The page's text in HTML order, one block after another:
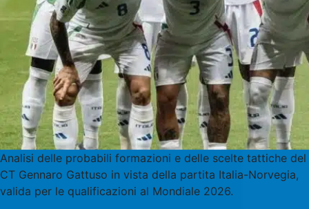
Analisi delle probabili formazioni e delle scelte tattiche del
CT Gennaro Gattuso in vista della partita Italia-Norvegia,
valida per le qualificazioni al Mondiale 2026.